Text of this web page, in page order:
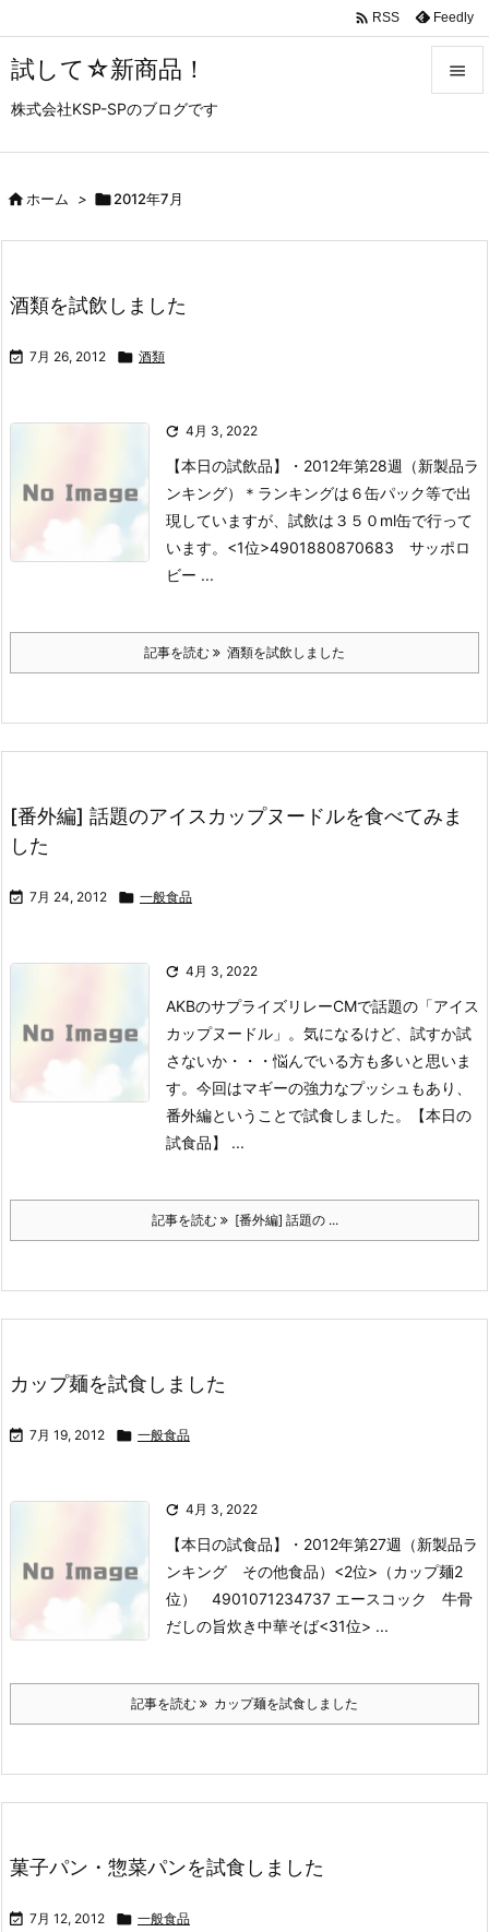
試して☆新商品！
株式会社KSP-SPのブログです

 RSS Feedly
ホーム > 2012年7月
酒類を試飲しました
 7月 26, 2012  酒類
 4月 3, 2022
【本日の試飲品】
・2012年第28週（新製品ラ
ンキング）
＊ランキングは６缶パック等で出
現していますが、試飲は３５０ml缶で行って
います。 <1位>4901880870683 サッポロ
ビー ...
記事を読む 酒類を試飲しました
[番外編] 話題のアイスカップヌードルを食べてみま
した
 7月 24, 2012  一般食品
 4月 3, 2022
AKBのサプライズリレーCMで話題の「アイス
カップヌードル」。気になるけど、試すか試
さないか・・・悩んでいる方も多いと思いま
す。今回はマギーの強力なプッシュもあり、
番外編ということで試食しました。
【本日の
試食品】 ...
記事を読む [番外編] 話題の ...
カップ麺を試食しました
 7月 19, 2012  一般食品
 4月 3, 2022
【本日の試食品】
・2012年第27週（新製品ラ
ンキング その他食品） <2位>（カップ麺2
位） 4901071234737 エースコック 牛骨
だしの旨炊き中華そば<31位> ...
記事を読む カップ麺を試食しました
菓子パン・惣菜パンを試食しました
 7月 12, 2012  一般食品